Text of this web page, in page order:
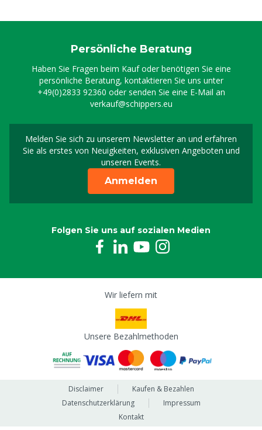
Persönliche Beratung
Haben Sie Fragen beim Kauf oder benötigen Sie eine
persönliche Beratung, kontaktieren Sie uns unter
+49(0)2833 92360 oder senden Sie eine E-Mail an
verkauf@schippers.eu
Melden Sie sich zu unserem Newsletter an und erfahren
Sie als erstes von Neuigkeiten, exklusiven Angeboten und
unseren Events.
Melden Sie sich für
Anmelden
Folgen Sie uns auf sozialen Medien
Wir liefern mit
Unsere Bezahlmethoden
Disclaimer
Kaufen & Bezahlen
Datenschutzerklärung
Impressum
Kontakt